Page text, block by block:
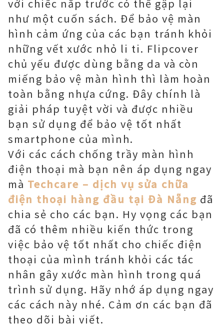
với chiếc nắp trước có thể gập lại
như một cuốn sách. Để bảo vệ màn
hình cảm ứng của các bạn tránh khỏi
những vết xước nhỏ li ti. Flipcover
chủ yếu được dùng bằng da và còn
miếng bảo vệ màn hình thì làm hoàn
toàn bằng nhựa cứng. Đây chính là
giải pháp tuyệt vời và được nhiều
bạn sử dụng để bảo vệ tốt nhất
smartphone của mình.
Với các cách chống trầy màn hình
điện thoại mà bạn nên áp dụng ngay
mà Techcare – dịch vụ sửa chữa
điện thoại hàng đầu tại Đà Nẵng đã
chia sẻ cho các bạn. Hy vọng các bạn
đã có thêm nhiều kiến thức trong
việc bảo vệ tốt nhất cho chiếc điện
thoại của mình tránh khỏi các tác
nhân gây xước màn hình trong quá
trình sử dụng. Hãy nhớ áp dụng ngay
các cách này nhé. Cảm ơn các bạn đã
theo dõi bài viết.